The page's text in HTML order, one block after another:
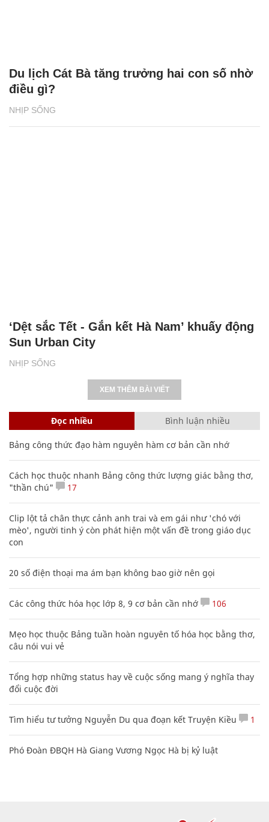
NHỊP SỐNG
Du lịch Cát Bà tăng trưởng hai con số nhờ
điều gì?
NHỊP SỐNG
‘Dệt sắc Tết - Gắn kết Hà Nam’ khuấy động
Sun Urban City
XEM THÊM BÀI VIẾT
Đọc nhiều Bình luận nhiều
Bảng công thức đạo hàm nguyên hàm cơ bản cần nhớ
Cách học thuộc nhanh Bảng công thức lượng giác bằng thơ,
"thần chú"
17
Clip lột tả chân thực cảnh anh trai và em gái như 'chó với
mèo', người tinh ý còn phát hiện một vấn đề trong giáo dục
con
20 số điện thoại ma ám bạn không bao giờ nên gọi
Các công thức hóa học lớp 8, 9 cơ bản cần nhớ 106
Mẹo học thuộc Bảng tuần hoàn nguyên tố hóa học bằng thơ,
câu nói vui vẻ
Tổng hợp những status hay về cuộc sống mang ý nghĩa thay
đổi cuộc đời
Tìm hiểu tư tưởng Nguyễn Du qua đoạn kết Truyện Kiều 1
Phó Đoàn ĐBQH Hà Giang Vương Ngọc Hà bị kỷ luật